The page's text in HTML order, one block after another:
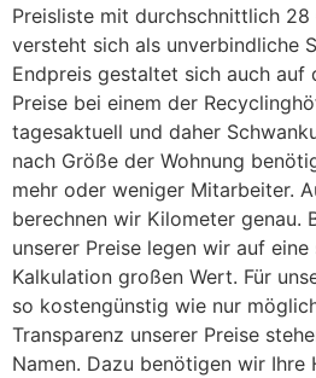
Preisliste mit durchschnittlich
versteht sich als unverbindliche
Endpreis gestaltet sich auch auf
Preise bei einem der
tagesaktuell und daher
nach Größe der Wohnung
mehr oder weniger Mitarbeiter.
berechnen wir Kilometer genau.
unserer Preise legen wir auf
Kalkulation großen Wert. Für
so kostengünstig wie nur
Transparenz unserer Preise
Namen. Dazu benötigen wir Ihre